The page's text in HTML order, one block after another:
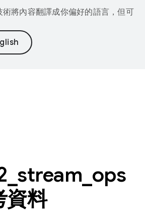
將內容翻譯成你偏好的語言，但可
stream ops
資料